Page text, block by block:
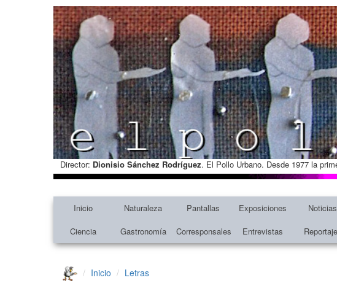
Director: Dionisio Sánchez Rodríguez. El Pollo Urbano. Desde 1977 la
Inicio Naturaleza Pantallas Exposiciones Noticias
Ciencia
Gastronomía Corresponsales Entrevistas
Inicio Letras